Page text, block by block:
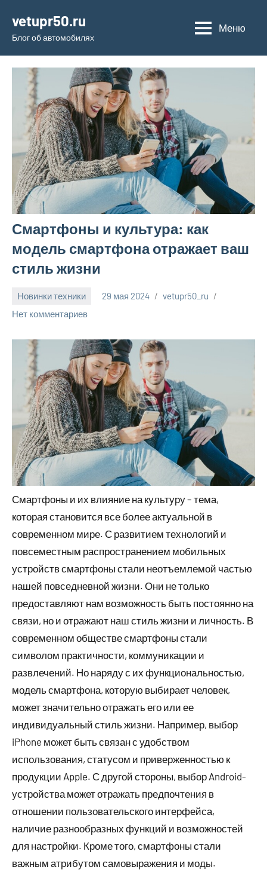
содержимому
vetupr50.ru
Блог об автомобилях
Меню
Смартфоны и культура: как
модель смартфона отражает ваш
стиль жизни
Новинки техники 29 мая 2024
vetupr50_ru
Нет комментариев
Смартфоны и их влияние на культуру – тема,
которая становится все более актуальной в
современном мире. С развитием технологий и
повсеместным распространением мобильных
устройств смартфоны стали неотъемлемой частью
нашей повседневной жизни. Они не только
предоставляют нам возможность быть постоянно на
связи, но и отражают наш стиль жизни и личность. В
современном обществе смартфоны стали
символом практичности, коммуникации и
развлечений. Но наряду с их функциональностью,
модель смартфона, которую выбирает человек,
может значительно отражать его или ее
индивидуальный стиль жизни. Например, выбор
iPhone может быть связан с удобством
использования, статусом и приверженностью к
продукции Apple. С другой стороны, выбор Android-
устройства может отражать предпочтения в
отношении пользовательского интерфейса,
наличие разнообразных функций и возможностей
для настройки. Кроме того, смартфоны стали
важным атрибутом самовыражения и моды.